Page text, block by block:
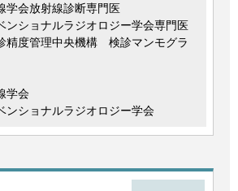
学会放射線診断専門医
ンショナルラジオロジー学会専門医
精度管理中央機構 検診マンモグラ
学会
ンショナルラジオロジー学会